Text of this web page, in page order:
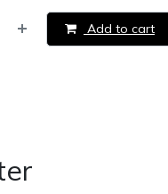
Add to cart